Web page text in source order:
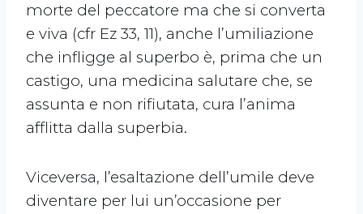
morte del peccatore ma che si converta
e viva (cfr Ez 33, 11), anche l’umiliazione
che infligge al superbo è, prima che un
castigo, una medicina salutare che, se
assunta e non rifiutata, cura l’anima
afflitta dalla superbia.
Viceversa, l’esaltazione dell’umile deve
diventare per lui un’occasione per